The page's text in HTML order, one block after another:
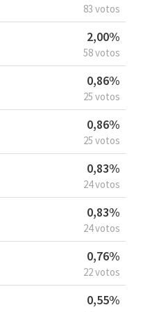
83 votos
2,00%
58 votos
0,86%
25 votos
0,86%
25 votos
0,83%
24 votos
0,83%
24 votos
0,76%
22 votos
0,55%